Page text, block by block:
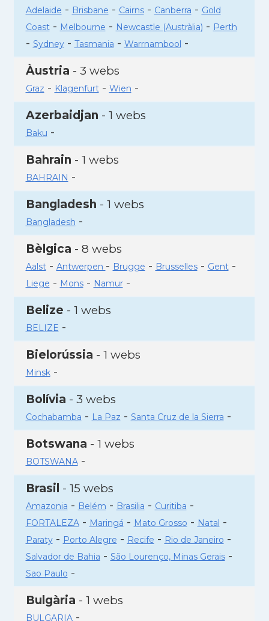
Adelaide - Brisbane - Cairns- Canberra - Gold
Coast- Melbourne - Newcastle (Austràlia) - Perth
- Sydney- Tasmania - Warrnambool -
Àustria - 3 webs
Graz - Klagenfurt- Wien -
Azerbaidjan - 1 webs
Baku -
Bahrain - 1 webs
BAHRAIN -
Bangladesh - 1 webs
Bangladesh -
Bèlgica - 8 webs
Aalst- Antwerpen - Brugge - Brusselles- Gent-
Liege - Mons- Namur-
Belize - 1 webs
BELIZE -
Bielorússia - 1 webs
Minsk-
Bolívia - 3 webs
Cochabamba - La Paz - Santa Cruz de la Sierra -
Botswana - 1 webs
BOTSWANA-
Brasil - 15 webs
Amazonia - Belém - Brasilia - Curitiba -
FORTALEZA- Maringá - Mato Grosso - Natal -
Paraty- Porto Alegre - Recife - Rio de Janeiro -
Salvador de Bahia - São Lourenço, Minas Gerais-
Sao Paulo -
Bulgària - 1 webs
BULGARIA-